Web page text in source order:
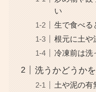
い
生で食べる
根元に土や
冷凍前は洗
洗うかどうか
土や泥の有